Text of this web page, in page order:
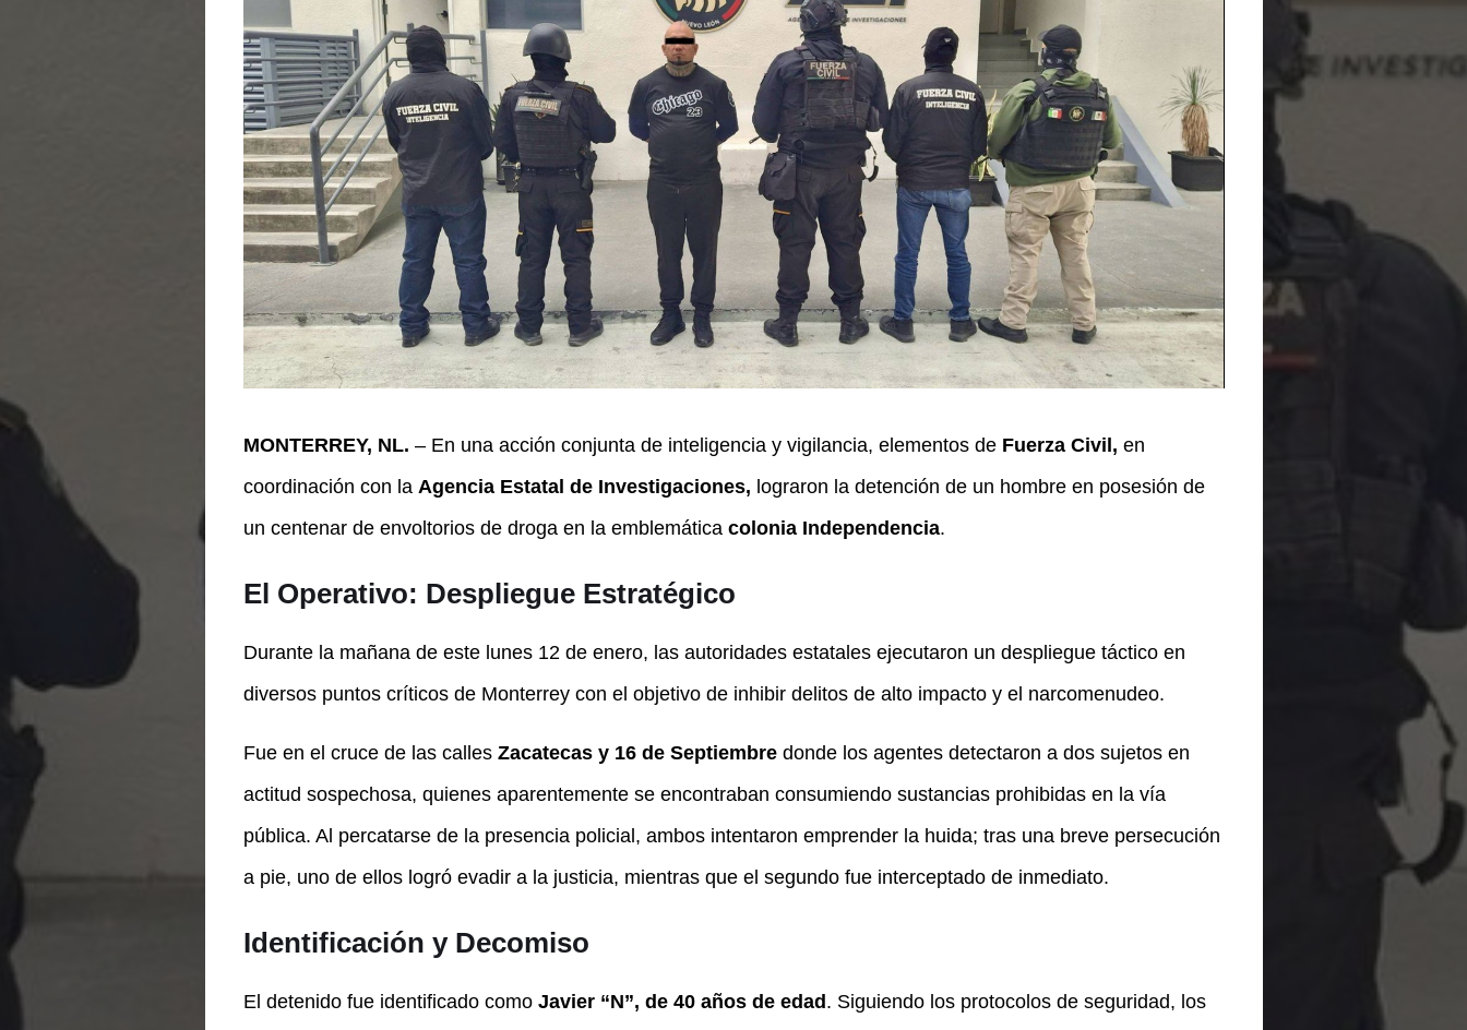
MONTERREY, NL. – En una acción conjunta de inteligencia y vigilancia, elementos de Fuerza Civil, en
coordinación con la Agencia Estatal de Investigaciones, lograron la detención de un hombre en posesión de
un centenar de envoltorios de droga en la emblemática colonia Independencia.
El Operativo: Despliegue Estratégico
Durante la mañana de este lunes 12 de enero, las autoridades estatales ejecutaron un despliegue táctico en
diversos puntos críticos de Monterrey con el objetivo de inhibir delitos de alto impacto y el narcomenudeo.
Fue en el cruce de las calles Zacatecas y 16 de Septiembredonde los agentes detectaron a dos sujetos en
actitud sospechosa, quienes aparentemente se encontraban consumiendo sustancias prohibidas en la vía
pública. Al percatarse de la presencia policial, ambos intentaron emprender la huida; tras una breve persecución
a pie, uno de ellos logró evadir a la justicia, mientras que el segundo fue interceptado de inmediato.
Identificación y Decomiso
El detenido fue identificado como Javier “N”, de 40 años de edad. Siguiendo los protocolos de seguridad, los